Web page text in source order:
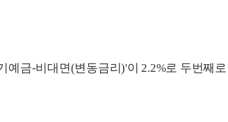
예금-비대면(변동금리)'이 2.2%로 두번째로